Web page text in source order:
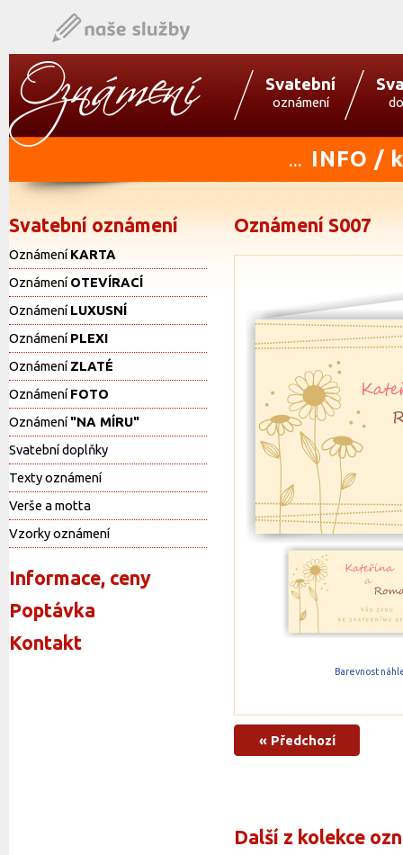
Svatební
oznámení
... INFO /
Svatební oznámení
Oznámení KARTA
Oznámení OTEVÍRACÍ
Oznámení LUXUSNÍ
Oznámení PLEXI
Oznámení ZLATÉ
Oznámení FOTO
Oznámení "NA MÍRU"
Svatební doplňky
Texty oznámení
Verše a motta
Vzorky oznámení
Informace, ceny
Poptávka
Kontakt
Oznámení S007
Barevnost
« Předchozí
Další z kolekce